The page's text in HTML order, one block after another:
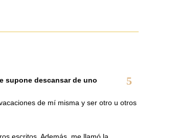
5
supone descansar de uno
de mí misma y ser otro u otros